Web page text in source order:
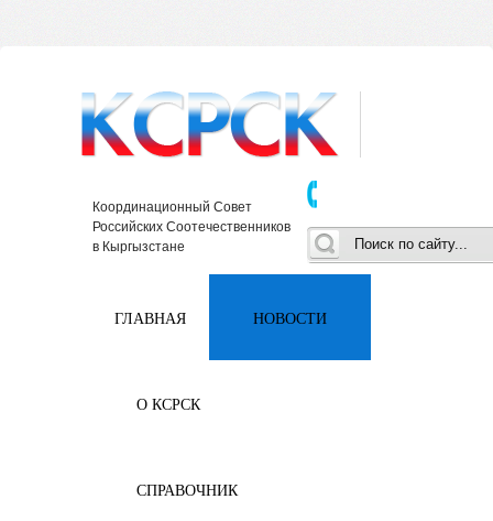
Координационный Совет
Российских Соотечественников
в Кыргызстане
ГЛАВНАЯ НОВОСТИ
О КСРСК
СПРАВОЧНИК